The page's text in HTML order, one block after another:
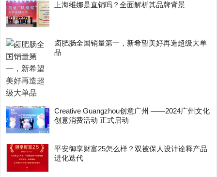
上海维娜是直销吗？全面解析其品牌背景
卤肥肠全国销量第一，新希望美好再造超级大单
品
Creative Guangzhou创意广州 ——2024广州文化
创意消费活动 正式启动
平安御享财富25怎么样？双被保人设计诠释产品
进化迭代